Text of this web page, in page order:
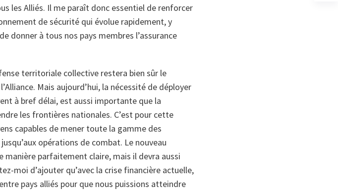
les Alliés. Il me paraît donc essentiel de renforcer
de sécurité qui évolue rapidement, y
donner à tous nos pays membres l’assurance
territoriale collective restera bien sûr le
Mais aujourd’hui, la nécessité de déployer
à bref délai, est aussi importante que la
les frontières nationales. C’est pour cette
capables de mener toute la gamme des
opérations de combat. Le nouveau
parfaitement claire, mais il devra aussi
moi d’ajouter qu’avec la crise financière actuelle,
pays alliés pour que nous puissions atteindre